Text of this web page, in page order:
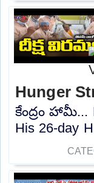
Hunger
కేంద్రం హామీ...
His 26-day